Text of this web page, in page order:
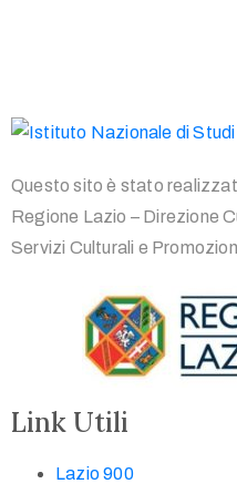
Questo sito è stato
Regione Lazio – Direzione
Servizi Culturali e
Link Utili
Lazio 900